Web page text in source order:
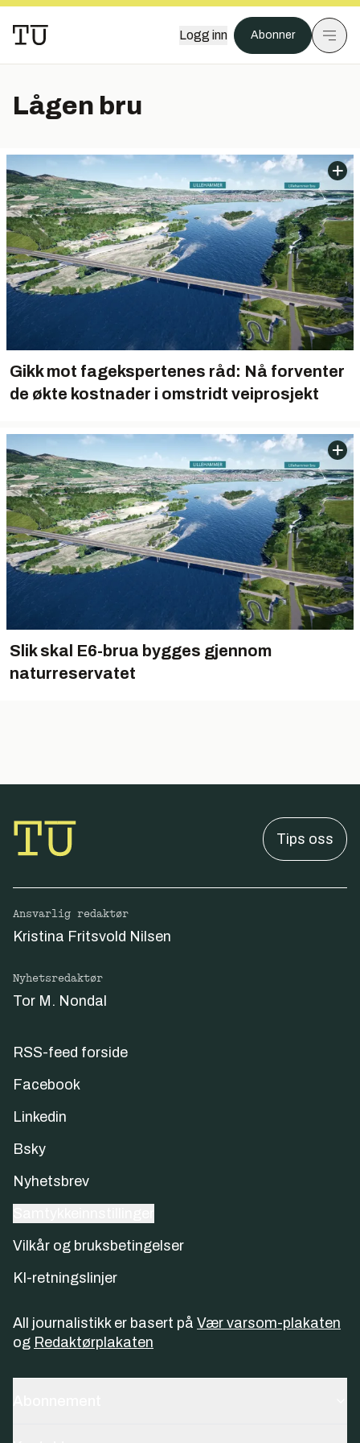
Logg inn Abonner
Lågen bru
Gikk mot fagekspertenes råd: Nå forventer
de økte kostnader i omstridt veiprosjekt
Slik skal E6-brua bygges gjennom
naturreservatet
Tips oss
Ansvarlig redaktør
Kristina Fritsvold Nilsen
Nyhetsredaktør
Tor M. Nondal
RSS-feed forside
Facebook
Linkedin
Bsky
Nyhetsbrev
Vilkår og bruksbetingelser
KI-retningslinjer
All journalistikk er basert på Vær varsom-plakaten
og Redaktørplakaten